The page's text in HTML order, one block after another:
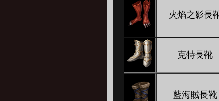
火焰之影長
克特長靴
藍海賊長靴